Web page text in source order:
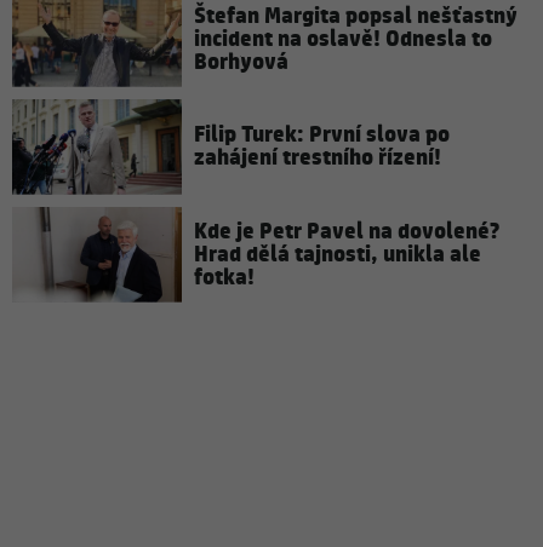
Štefan Margita popsal nešťastný
incident na oslavě! Odnesla to
Borhyová
Filip Turek: První slova po
zahájení trestního řízení!
Kde je Petr Pavel na dovolené?
Hrad dělá tajnosti, unikla ale
fotka!